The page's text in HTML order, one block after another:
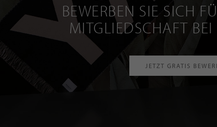
BEWERBEN SIE SICH
MITGLIEDSCHAFT
JETZT GRATIS